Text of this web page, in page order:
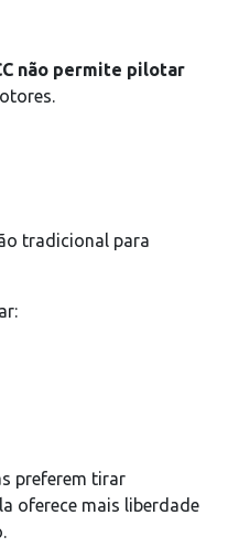
não permite pilotar
tradicional para
preferem tirar
oferece mais liberdade